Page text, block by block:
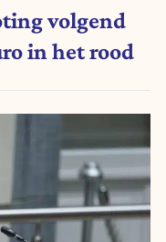
volgend
in het rood